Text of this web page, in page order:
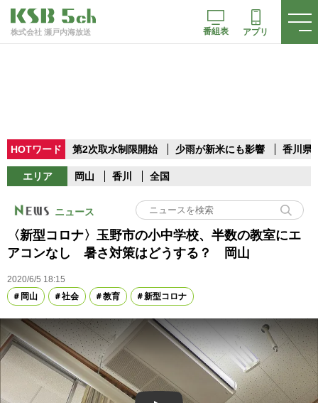
株式会社 瀬戸内海放送 番組表 アプリ
HOTワード 第2次取水制限開始 少雨が新米にも影響 香川県
エリア 岡山 香川 全国
ニュース
〈新型コロナ〉玉野市の小中学校、半数の教室にエ
アコンなし 暑さ対策はどうする？ 岡山
2020/6/5 18:15
岡山
社会 教育 新型コロナ